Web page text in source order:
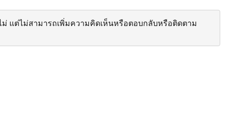
แต่ไม่สามารถเพิ่มความคิดเห็นหรือตอบกลับหรือติดตาม